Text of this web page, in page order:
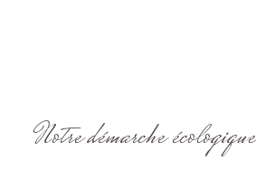
Notre démarche écologique